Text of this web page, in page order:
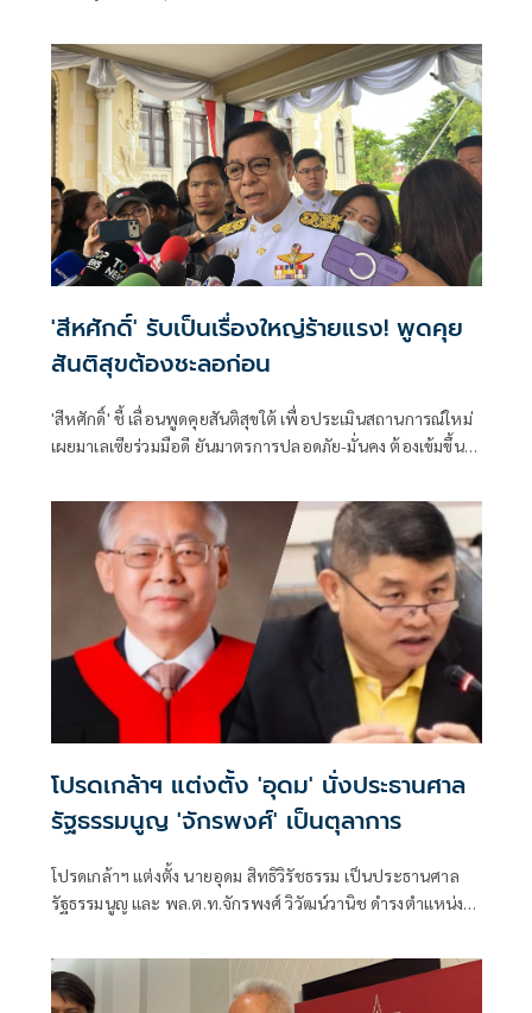
'สีหศักดิ์' รับเป็นเรื่องใหญ่ร้ายแรง! พูดคุย
สันติสุขต้องชะลอก่อน
'สีหศักดิ์' ชี้ เลื่อนพูดคุยสันติสุขใต้ เพื่อประเมินสถานการณ์ใหม่
เผยมาเลเซียร่วมมือดี ยันมาตรการปลอดภัย-มั่นคง ต้องเข้มขึ้น
โปรดเกล้าฯ แต่งตั้ง 'อุดม' นั่งประธานศาล
รัฐธรรมนูญ 'จักรพงศ์' เป็นตุลาการ
โปรดเกล้าฯ แต่งตั้ง นายอุดม สิทธิวิรัชธรรม เป็นประธานศาล
รัฐธรรมนูญ และ พล.ต.ท.จักรพงศ์ วิวัฒน์วานิช ดำรงตำแหน่ง
เป็นต้นไป